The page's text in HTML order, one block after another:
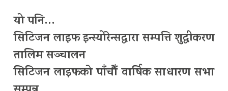
यो पनि…
सिटिजन लाइफ इन्स्योरेन्सद्वारा सम्पत्ति शुद्धीकरण
तालिम सञ्चालन
सिटिजन लाइफको पाँचौँ वार्षिक साधारण सभा